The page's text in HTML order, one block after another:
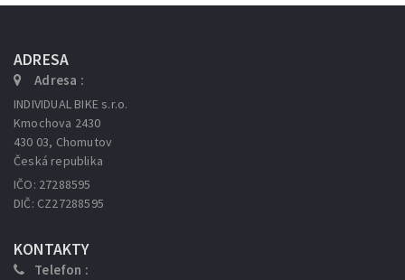
ADRESA
Adresa :
INDIVIDUAL BIKE s.r.o.
Kmochova 2430
430 03, Chomutov
Česká republika
IČO: 27288595
DIČ: CZ27288595
KONTAKTY
Telefon :